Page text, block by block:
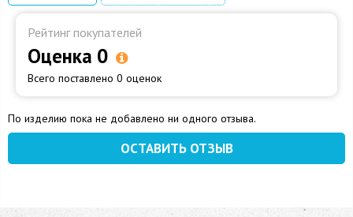
Рейтинг покупателей
Оценка 0
Всего поставлено 0 оценок
По изделию пока не добавлено ни одного отзыва.
ОСТАВИТЬ ОТЗЫВ